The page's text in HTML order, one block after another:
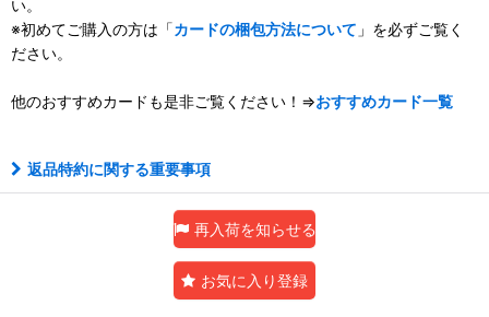
い。
※初めてご購入の方は「カードの梱包方法について 」を必ずご覧く
ださい。
他のおすすめカードも是非ご覧ください！⇒おすすめカード一覧
返品特約に関する重要事項
再入荷を知らせる
お気に入り登録